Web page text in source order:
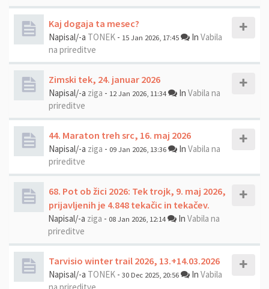
Kaj dogaja ta mesec?
Napisal/-a TONEK - 15 Jan 2026, 17:45 In Vabila
na prireditve
Zimski tek, 24. januar 2026
Napisal/-a ziga - 12 Jan 2026, 11:34 In Vabila na
prireditve
44. Maraton treh src, 16. maj 2026
Napisal/-a ziga - 09 Jan 2026, 13:36 In Vabila na
prireditve
68. Pot ob žici 2026: Tek trojk, 9. maj 2026,
prijavljenih je 4.848 tekačic in tekačev.
Napisal/-a ziga - 08 Jan 2026, 12:14 In Vabila na
prireditve
Tarvisio winter trail 2026, 13.+14.03.2026
Napisal/-a TONEK - 30 Dec 2025, 20:56 In Vabila